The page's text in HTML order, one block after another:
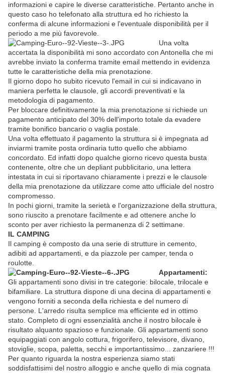
informazioni e capire le diverse caratteristiche. Pertanto anche in
questo caso ho telefonato alla struttura ed ho richiesto la
conferma di alcune informazioni e l'eventuale disponibilità per il
periodo a me più favorevole.
Una volta
accertata la disponibilità mi sono accordato con Antonella che mi
avrebbe inviato la conferma tramite email mettendo in evidenza
tutte le caratteristiche della mia prenotazione.
Il giorno dopo ho subito ricevuto l'email in cui si indicavano in
maniera perfetta le clausole, gli accordi preventivati e la
metodologia di pagamento.
Per bloccare definitivamente la mia prenotazione si richiede un
pagamento anticipato del 30% dell'importo totale da evadere
tramite bonifico bancario o vaglia postale.
Una volta effettuato il pagamento la struttura si è impegnata ad
inviarmi tramite posta ordinaria tutto quello che abbiamo
concordato. Ed infatti dopo qualche giorno ricevo questa busta
contenente, oltre che un depliant pubblicitario, una lettera
intestata in cui si riportavano chiaramente i prezzi e le clausole
della mia prenotazione da utilizzare come atto ufficiale del nostro
compromesso.
In pochi giorni, tramite la serietà e l'organizzazione della struttura,
sono riuscito a prenotare facilmente e ad ottenere anche lo
sconto per aver richiesto la permanenza di 2 settimane.
IL CAMPING
Il camping è composto da una serie di strutture in cemento,
adibiti ad appartamenti, e da piazzole per camper, tenda o
roulotte.
Appartamenti:
Gli appartamenti sono divisi in tre categorie: bilocale, trilocale e
bifamiliare. La struttura dispone di una decina di appartamenti e
vengono forniti a seconda della richiesta e del numero di
persone. L'arredo risulta semplice ma efficiente ed in ottimo
stato. Completo di ogni essenzialità anche il nostro bilocale è
risultato alquanto spazioso e funzionale. Gli appartamenti sono
equipaggiati con angolo cottura, frigorifero, televisore, divano,
stoviglie, scopa, paletta, secchi e importantissimo... zanzariere !!!
Per quanto riguarda la nostra esperienza siamo stati
soddisfattisimi del nostro alloggio e anche quello di mia cognata